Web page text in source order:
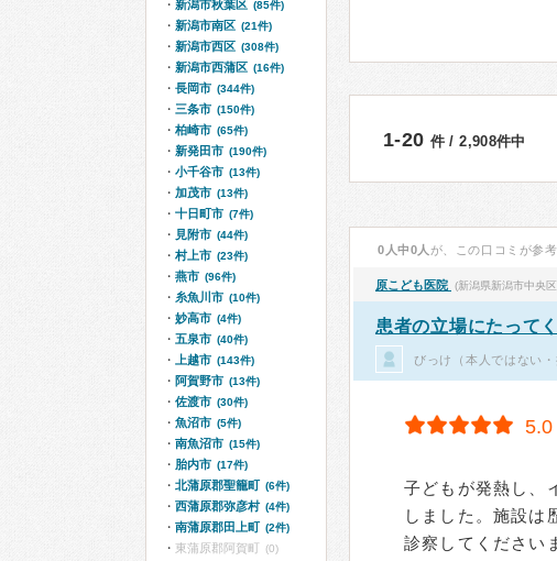
1-20 件 / 2,908件中
0人中0人 が、この口コミが参
原こども医院 (新潟県新潟市中央
患者の立場にたって
びっけ（本人ではない・
5.0
子どもが発熱し、
しました。施設は
診察してください
新潟市秋葉区 (85件)
新潟市南区 (21件)
新潟市西区 (308件)
新潟市西蒲区 (16件)
長岡市 (344件)
三条市 (150件)
柏崎市 (65件)
新発田市 (190件)
小千谷市 (13件)
加茂市 (13件)
十日町市 (7件)
見附市 (44件)
村上市 (23件)
燕市 (96件)
糸魚川市 (10件)
妙高市 (4件)
五泉市 (40件)
上越市 (143件)
阿賀野市 (13件)
佐渡市 (30件)
魚沼市 (5件)
南魚沼市 (15件)
胎内市 (17件)
北蒲原郡聖籠町 (6件)
西蒲原郡弥彦村 (4件)
南蒲原郡田上町 (2件)
東蒲原郡阿賀町 (0)